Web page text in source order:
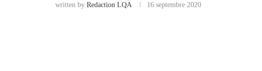
written by Redaction LQA 16 septembre 2020